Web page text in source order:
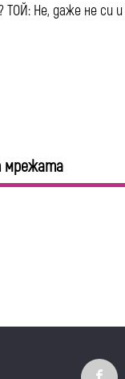
ТОЙ: Не, даже не си
мрежата